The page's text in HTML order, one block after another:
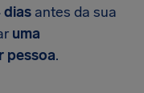
dias antes da sua
uma
pessoa.